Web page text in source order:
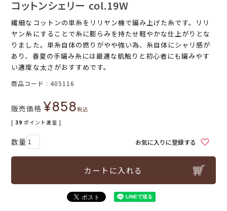
コットンシェリー col.19W
繊細なコットンの単糸をリリヤン機で編み上げた糸です。リリ
ヤン糸にすることで糸に膨らみを持たせ軽やかな仕上がりとな
りました。単糸自体の撚りがやや強い為、糸自体にシャリ感が
あり、春夏の手編み糸には最適な肌触りと初心者にも編みやす
い適度な太さがおすすめです。
商品コード 405116
販売価格 ¥858税込
[ 39 ポイント進呈 ]
お気に入りに登録する
カートに入れる